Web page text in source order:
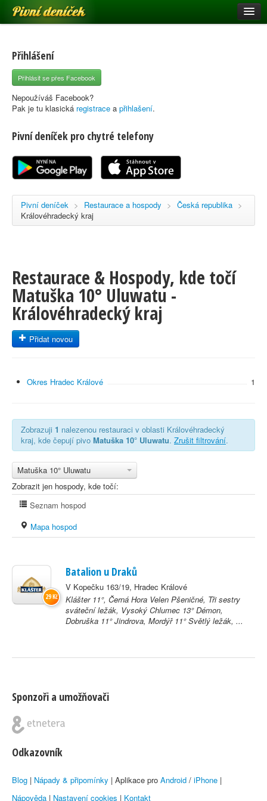
Pivní deníček
Pivní mapa
Pivní značky
Nápověda
Registrace
Přihlášení
Přihlásit se přes Facebook
Nepoužíváš Facebook?
Pak je tu klasická registrace a přihlašení.
Pivní deníček pro chytré telefony
Pivní deníček > Restaurace a hospody > Česká republika >
Královéhradecký kraj
Restaurace & Hospody, kde točí
Matuška 10° Uluwatu -
Královéhradecký kraj
Přidat novou
Okres Hradec Králové 1
Zobrazuji 1 nalezenou restauraci v oblasti Královéhradecký
kraj, kde čepují pivo Matuška 10° Uluwatu. Zrušit filtrování.
Matuška 10° Uluwatu
Zobrazit jen hospody, kde točí:
Seznam hospod
Mapa hospod
Batalion u Draků
V Kopečku 163/19, Hradec Králové
Klášter 11°, Černá Hora Velen Pšeničné, Tři sestry
sváteční ležák, Vysoký Chlumec 13° Démon,
Dobruška 11° Jindrova, Mordýř 11° Světlý ležák, ...
29 Kč
Sponzoři a umožňovači
Odkazovník
Blog | Nápady & připomínky | Aplikace pro Android / iPhone |
Nápověda | Nastavení cookies | Kontakt